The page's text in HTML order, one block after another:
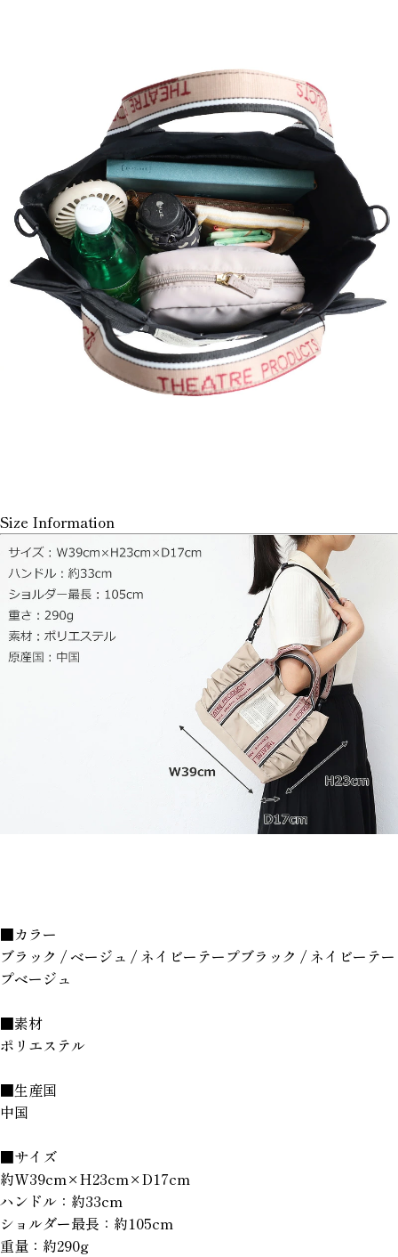
Size Information
■カラー
ブラック / ベージュ / ネイビーテープブラック / ネイビーテー
プベージュ
■素材
ポリエステル
■生産国
中国
■サイズ
約W39cm×H23cm×D17cm
ハンドル：約33cm
ショルダー最長：約105cm
重量：約290g